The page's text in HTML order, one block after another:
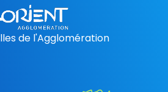
de l'Agglomération